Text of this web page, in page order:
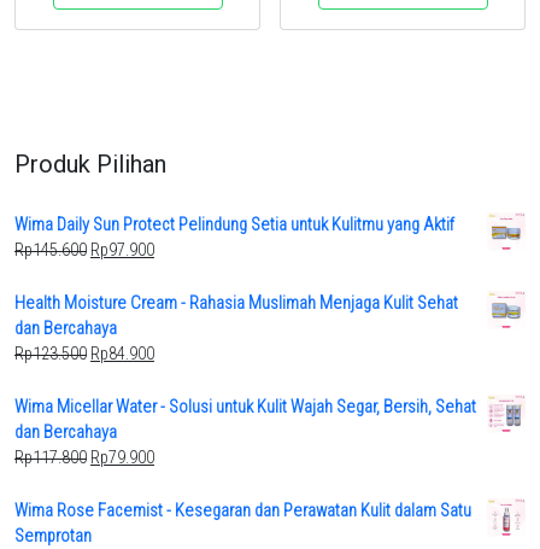
Produk Pilihan
Wima Daily Sun Protect Pelindung Setia untuk Kulitmu yang Aktif
Rp145.600 Original
was:
Rp145.600.
Rp97.900Current
is:
Health Moisture Cream - Rahasia Muslimah Menjaga Kulit Sehat
dan Bercahaya
Rp123.500 Original
was:
Rp123.500.
Rp84.900Current
is:
Wima Micellar Water - Solusi untuk Kulit Wajah Segar, Bersih, Sehat
dan Bercahaya
Rp117.800 Original
was:
Rp117.800.
Rp79.900Current
is:
Wima Rose Facemist - Kesegaran dan Perawatan Kulit dalam Satu
Semprotan